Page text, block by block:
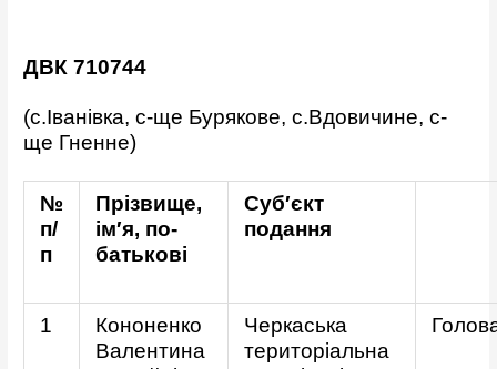
ДВК 710744
(с.Іванівка, с-ще Бурякове, с.Вдовичине, с-
ще Гненне)
№
п/
п
Прізвище,
ім′я, по-
батькові
Суб′єкт
подання
1
Кононенко
Валентина
Черкаська
територіальна